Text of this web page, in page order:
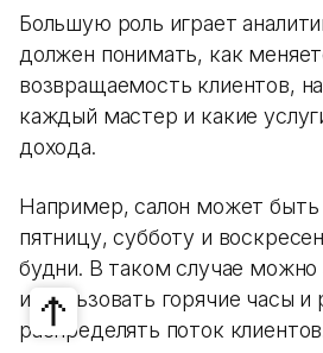
Большую роль играет
должен понимать, как
возвращаемость клиентов,
каждый мастер и какие
дохода.
Например, салон может быть
пятницу, субботу и
будни. В таком случае можно
использовать горячие часы
распределять поток